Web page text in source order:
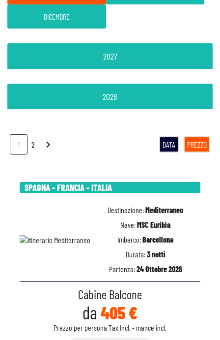
1 2 chevron_right DATA PREZZO
SPAGNA - FRANCIA - ITALIA
Destinazione:Mediterraneo
Nave:MSC Euribia
Imbarco:Barcellona
Durata:3 notti
Partenza:24 Ottobre 2026
Cabine Balcone
da 405 €
Prezzo per persona Tax Incl. - mance incl.
DICEMBRE
2027
2028